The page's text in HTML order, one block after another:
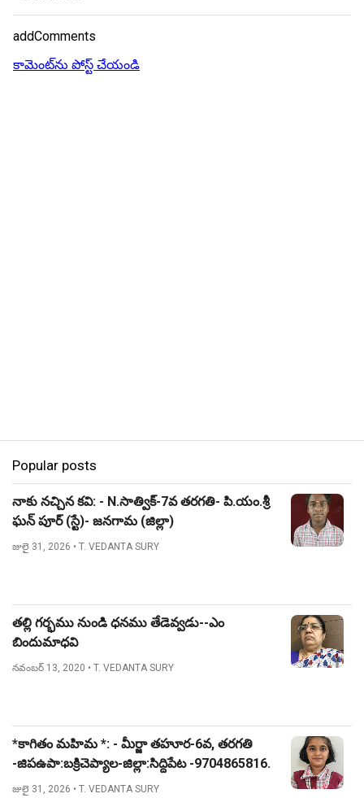
addComments
కామెంట్‌ను పోస్ట్ చేయండి
Popular posts
నాకు నచ్చిన కవి: - N.సాత్విక్-7వ తరగతి- పి.యం.శ్రీ
ఘన్ పూర్ (స్టే)- జనగామ (జిల్లా)
జులై 31, 2026 • T. VEDANTA SURY
తల్లి గర్భము నుండి ధనము తేడెవ్వడు--ఎం
బిందుమాధవి
నవంబర్ 13, 2020 • T. VEDANTA SURY
*కాగితం మహిమ *: - మీర్జా తహూర-6వ, తరగతి
-జిపఉపా:బక్రిచెప్యాల-జిల్లా:సిద్దిపేట -9704865816.
జులై 31, 2026 • T. VEDANTA SURY